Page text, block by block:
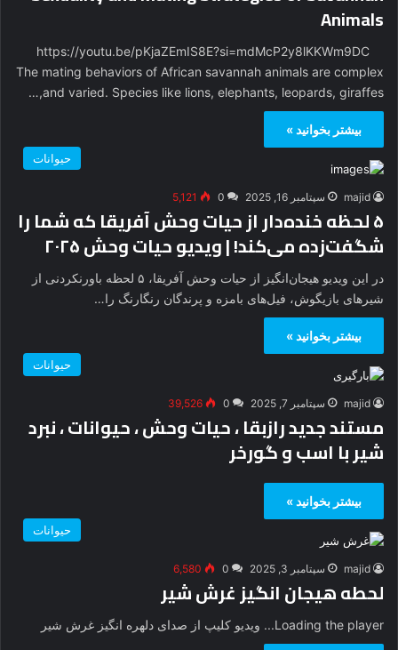
Animals
https://youtu.be/pKjaZEmIS8E?si=mdMcP2y8lKKWm9DC
The mating behaviors of African savannah animals are complex
and varied. Species like lions, elephants, leopards, giraffes,…
بیشتر بخوانید »
حیوانات
majid سپتامبر 16, 2025 0
5,121
۵ لحظه خنده‌دار از حیات وحش آفریقا که شما را
شگفت‌زده می‌کند! | ویدیو حیات وحش ۲۰۲۵
در این ویدیو هیجان‌انگیز از حیات وحش آفریقا، ۵ لحظه باورنکردنی از
شیرهای بازیگوش، فیل‌های بامزه و پرندگان رنگارنگ را…
بیشتر بخوانید »
حیوانات
majid سپتامبر 7, 2025 0
39,526
مستند جدید رازبقا ، حیات وحش ، حیوانات ، نبرد
شیر با اسب و گورخر
بیشتر بخوانید »
حیوانات
majid سپتامبر 3, 2025 0
6,580
لحطه هیجان انگیز غرش شیر
Loading the player... ویدیو کلیپ از صدای دلهره انگیز غرش شیر